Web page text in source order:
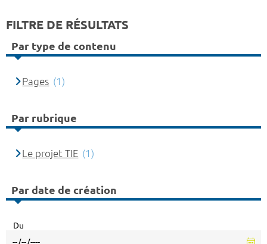
FILTRE DE RÉSULTATS
Par type de contenu
Pages (1)
Par rubrique
Le projet TIE (1)
Par date de création
Du